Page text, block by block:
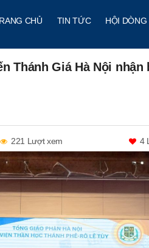
CHỦ TIN TỨC HỘI DÒNG
Thánh Giá Hà Nội nhận
221 Lượt xem 4